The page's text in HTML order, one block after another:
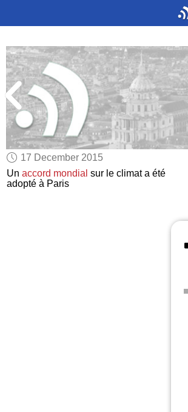
17 December 2015
Unaccord mondial sur le climat a été
adopté à Paris